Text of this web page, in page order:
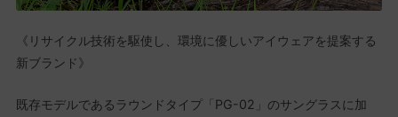
《リサイクル技術を駆使し、環境に優しいアイウェアを提案する
新ブランド》
既存モデルであるラウンドタイプ「PG-02」のサングラスに加